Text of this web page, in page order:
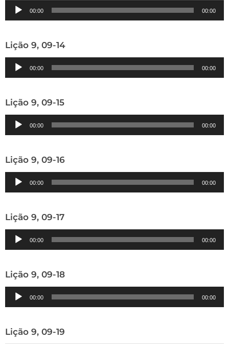
Tocador
de
00:00 00:00
Lição 9, 09-14
Tocador
de
00:00 00:00
Lição 9, 09-15
Tocador
de
00:00 00:00
Lição 9, 09-16
Tocador
de
00:00 00:00
Lição 9, 09-17
Tocador
de
00:00 00:00
Lição 9, 09-18
Tocador
de
00:00 00:00
Lição 9, 09-19